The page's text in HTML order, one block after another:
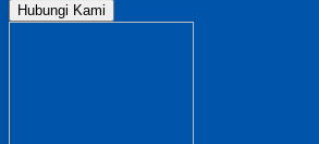
Hubungi Kami